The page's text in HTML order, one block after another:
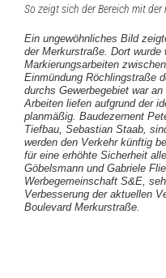
So zeigt sich der Bereich mit
Ein ungewöhnliches Bild
der Merkurstraße. Dort wurde
Markierungsarbeiten
Einmündung Röchlingstraße
durchs Gewerbegebiet war
Arbeiten liefen aufgrund der
planmäßig. Baudezernent
Tiefbau, Sebastian Staab,
werden den Verkehr künftig
für eine erhöhte Sicherheit
Göbelsmann und Gabriele
Werbegemeinschaft S&E,
Verbesserung der aktuellen
Boulevard Merkurstraße.